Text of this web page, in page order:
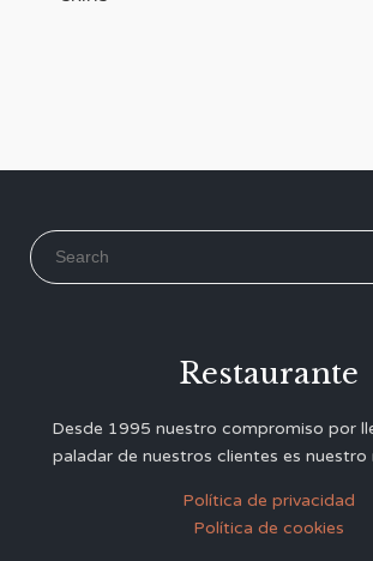
Search for:
Restaurante
Desde 1995 nuestro compromiso por
paladar de nuestros clientes es
Política de privacidad
Política de cookies